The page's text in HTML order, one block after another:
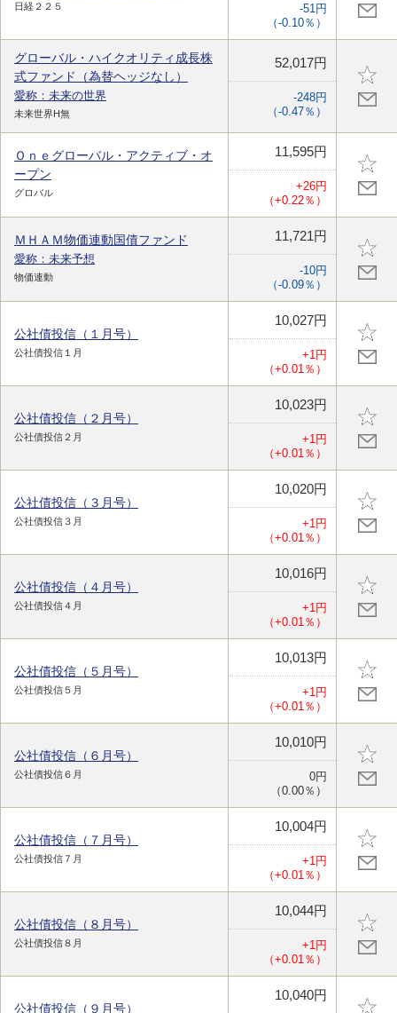
日経２２５
-51円
（-0.10％）
グローバル・ハイクオリティ成長株
式ファンド（為替ヘッジなし）
愛称：未来の世界
未来世界H無
52,017円
-248円
（-0.47％）
Ｏｎｅグローバル・アクティブ・オ
ープン
グロバル
11,595円
+26円
（+0.22％）
ＭＨＡＭ物価連動国債ファンド
愛称：未来予想
物価連動
11,721円
-10円
（-0.09％）
公社債投信（１月号）
公社債投信１月
10,027円
+1円
（+0.01％）
公社債投信（２月号）
公社債投信２月
10,023円
+1円
（+0.01％）
公社債投信（３月号）
公社債投信３月
10,020円
+1円
（+0.01％）
公社債投信（４月号）
公社債投信４月
10,016円
+1円
（+0.01％）
公社債投信（５月号）
公社債投信５月
10,013円
+1円
（+0.01％）
公社債投信（６月号）
公社債投信６月
10,010円
0円
（0.00％）
公社債投信（７月号）
公社債投信７月
10,004円
+1円
（+0.01％）
公社債投信（８月号）
公社債投信８月
10,044円
+1円
（+0.01％）
公社債投信（９月号）
10,040円